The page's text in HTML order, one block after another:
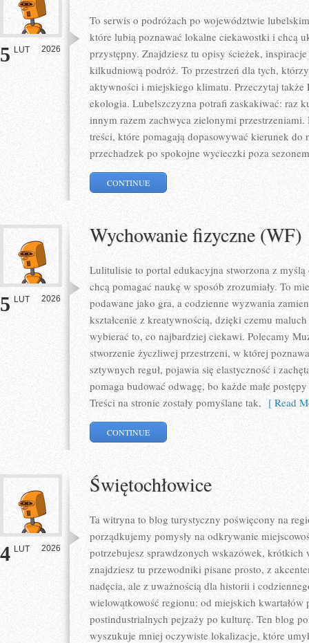
5 LUT 2026
To serwis o podróżach po województwie
które lubią poznawać lokalne ciekawostki i chcą
przystępny. Znajdziesz tu opisy ścieżek,
kilkudniową podróż. To przestrzeń dla tych,
aktywności i miejskiego klimatu. Przeczytaj
ekologia. Lubelszczyzna potrafi zaskakiwać: raz
innym razem zachwyca zielonymi
treści, które pomagają dopasowywać kierunek
przechadzek po spokojne wycieczki poza
CONTINUE
5 LUT 2026
Wychowanie fizyczne (WF)
Lulitulisie to portal edukacyjna stworzona z
chcą pomagać naukę w sposób zrozumiały. To
podawane jako gra, a codzienne wyzwania
kształcenie z kreatywnością, dzięki czemu
wybierać to, co najbardziej ciekawi. Polecamy
stworzenie życzliwej przestrzeni, w której
sztywnych reguł, pojawia się elastyczność i
pomaga budować odwagę, bo każde małe
Treści na stronie zostały pomyślane tak, [ Read
CONTINUE
4 LUT 2026
Świętochłowice
Ta witryna to blog turystyczny poświęcony na
porządkujemy pomysły na odkrywanie
potrzebujesz sprawdzonych wskazówek,
znajdziesz tu przewodniki pisane prosto, z
nadęcia, ale z uważnością dla historii i
wielowątkowość regionu: od miejskich kwartałów
postindustrialnych pejzaży po kulturę. Ten blog
wyszukuje mniej oczywiste lokalizacje, które